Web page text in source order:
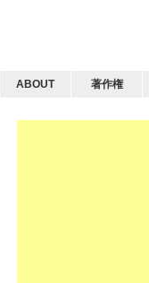
ABOUT 著作権